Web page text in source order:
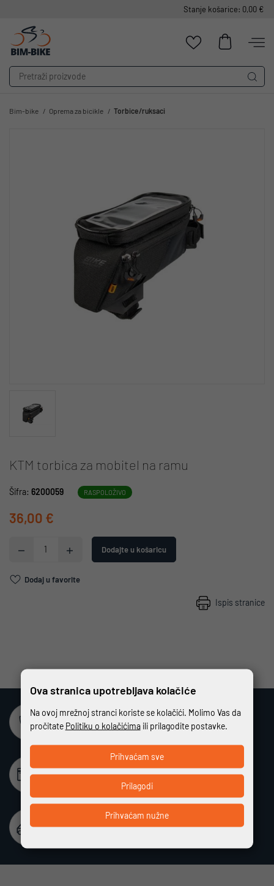
Stanje košarice: 0,00 €
Bim-bike Oprema za bicikle Torbice/ruksaci
KTM torbica za mobitel na ramu
Šifra: 6200059 RASPOLOŽIVO
36,00 €
Dodajte u košaricu
Dodaj u favorite
Ispis stranice
Sigurna online kupovina
Potpuno zaštićeno i sigurno plaćanje
Beskamatno plaćanje
Različiti način plaćanja na rate bez kamata
Ova stranica upotrebljava kolačiće
Na ovoj mrežnoj stranci koriste se kolačići. Molimo Vas da
pročitate Politiku o kolačićimaili prilagodite postavke.
Prihvaćam nužne
Prilagodi
Prihvaćam sve